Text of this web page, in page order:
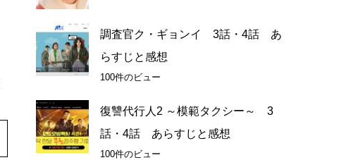
調査官ク・ギョンイ 3話・4話 あ
らすじと感想
100件のビュー
復讐代行人2 ～模範タクシー～ 3
話・4話 あらすじと感想
100件のビュー